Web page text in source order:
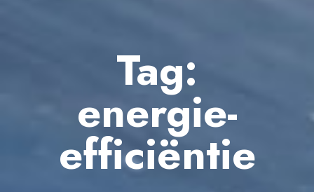
Tag:
energie-
efficiëntie